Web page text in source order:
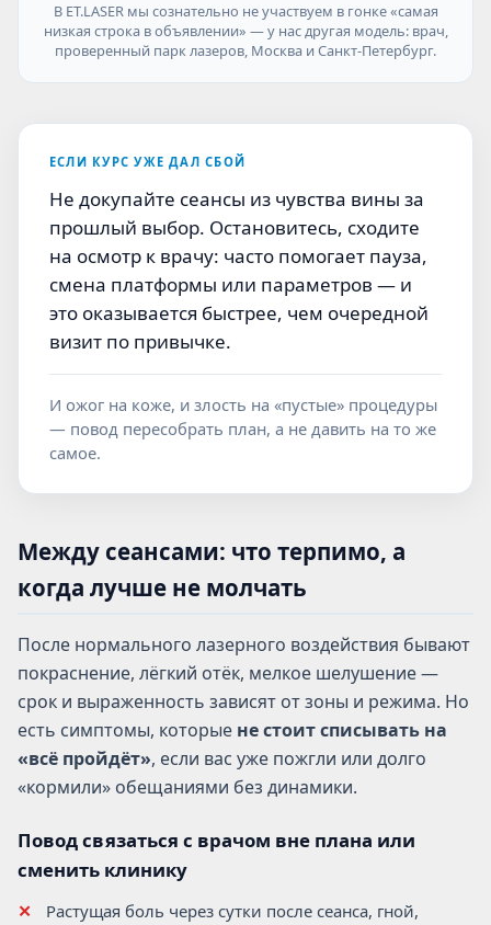
В ET.LASER мы сознательно не участвуем в гонке «самая
низкая строка в объявлении» — у нас другая модель: врач,
проверенный парк лазеров, Москва и Санкт-Петербург.
ЕСЛИ КУРС УЖЕ ДАЛ СБОЙ
Не докупайте сеансы из чувства вины за
прошлый выбор. Остановитесь, сходите
на осмотр к врачу: часто помогает пауза,
смена платформы или параметров — и
это оказывается быстрее, чем очередной
визит по привычке.
И ожог на коже, и злость на «пустые» процедуры
— повод пересобрать план, а не давить на то же
самое.
Между сеансами: что терпимо, а
когда лучше не молчать
После нормального лазерного воздействия бывают
покраснение, лёгкий отёк, мелкое шелушение —
срок и выраженность зависят от зоны и режима. Но
есть симптомы, которые не стоит списывать на
«всё пройдёт», если вас уже пожгли или долго
«кормили» обещаниями без динамики.
Повод связаться с врачом вне плана или
сменить клинику
Растущая боль через сутки после сеанса, гной,